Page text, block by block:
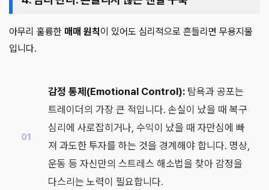
아무리 훌륭한 매매 원칙이 있어도 심리적으로 흔들리면 무용지물
입니다.
감정 통제(Emotional Control): 탐욕과 공포는
트레이더의 가장 큰 적입니다. 손실이 났을 때 복구
심리에 사로잡히거나, 수익이 났을 때 자만심에 빠
져 과도한 투자를 하는 것을 경계해야 합니다. 명상,
운동 등 자신만의 스트레스 해소법을 찾아 감정을
다스리는 노력이 필요합니다.